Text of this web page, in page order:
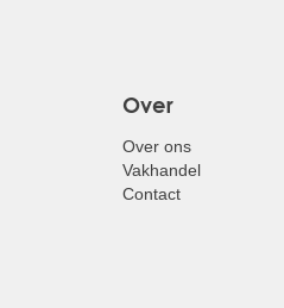
Over
Over ons
Vakhandel
Contact